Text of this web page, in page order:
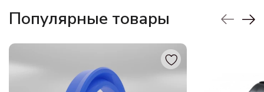
Популярные товары